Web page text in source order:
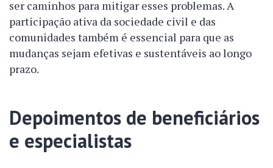
ser caminhos para mitigar esses problemas. A
participação ativa da sociedade civil e das
comunidades também é essencial para que as
mudanças sejam efetivas e sustentáveis ao longo
prazo.
Depoimentos de beneficiários
e especialistas